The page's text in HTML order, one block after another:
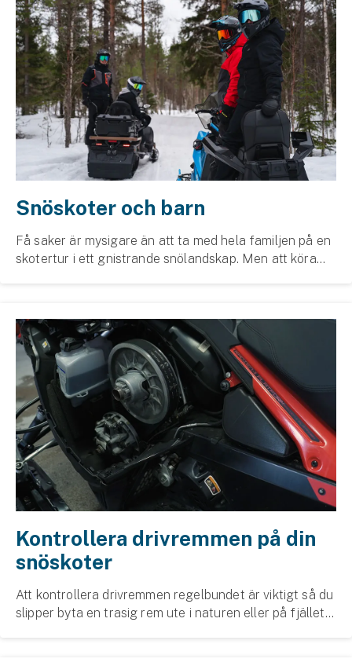
Snöskoter och barn
Få saker är mysigare än att ta med hela familjen på en
skotertur i ett gnistrande snölandskap. Men att köra
Kontrollera drivremmen på din
snöskoter
Att kontrollera drivremmen regelbundet är viktigt så du
slipper byta en trasig rem ute i naturen eller på fjället.